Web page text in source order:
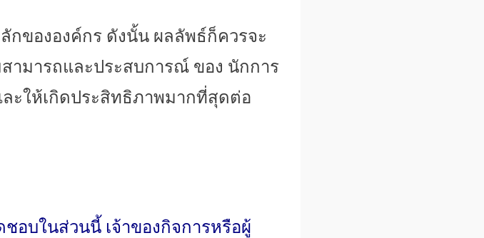
กขององค์กร ดังนั้น ผลลัพธ์ก็ควรจะ
ามารถและประสบการณ์ ของ นักการ
ะให้เกิดประสิทธิภาพมากที่สุดต่อ
อบในส่วนนี้ เจ้าของกิจการหรือผู้